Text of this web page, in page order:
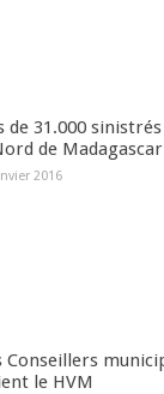
de 31.000
de Madagascar
2016
Conseillers
le HVM